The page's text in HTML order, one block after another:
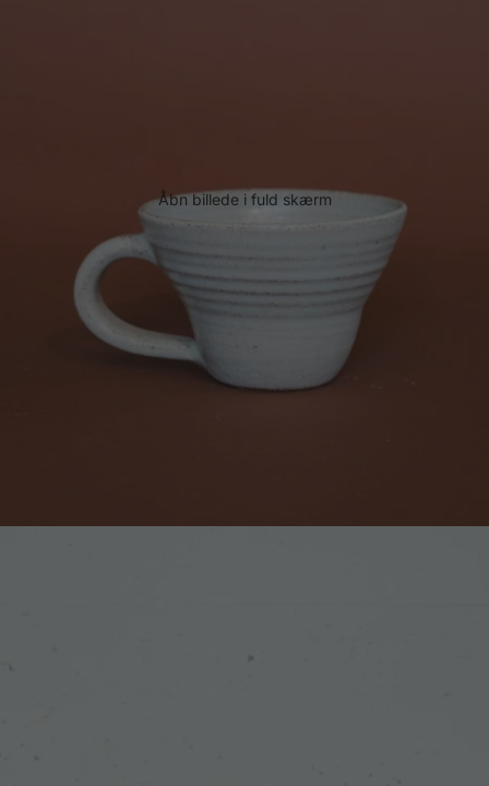
Åbn billede i fuld skærm